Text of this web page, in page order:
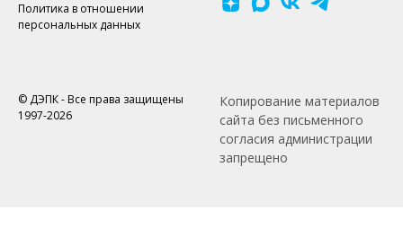
Политика в отношении
персональных данных
© ДЭПК - Все права защищены
1997-2026
Копирование материалов
сайта без письменного
согласия администрации
запрещено